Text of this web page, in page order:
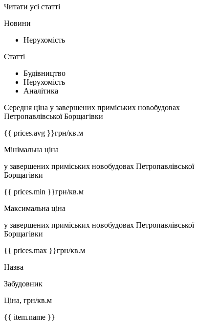
Читати усі статті
Новини
Нерухомість
Статті
Будівництво
Нерухомість
Аналітика
Середня ціна у завершених приміських новобудовах
Петропавлівської Борщагівки
{{ prices.avg }}грн/кв.м
Мінімальна ціна
у завершених приміських новобудовах Петропавлівської
Борщагівки
{{ prices.min }}грн/кв.м
Максимальна ціна
у завершених приміських новобудовах Петропавлівської
Борщагівки
{{ prices.max }}грн/кв.м
Назва
Забудовник
Ціна, грн/кв.м
{{ item.name }}